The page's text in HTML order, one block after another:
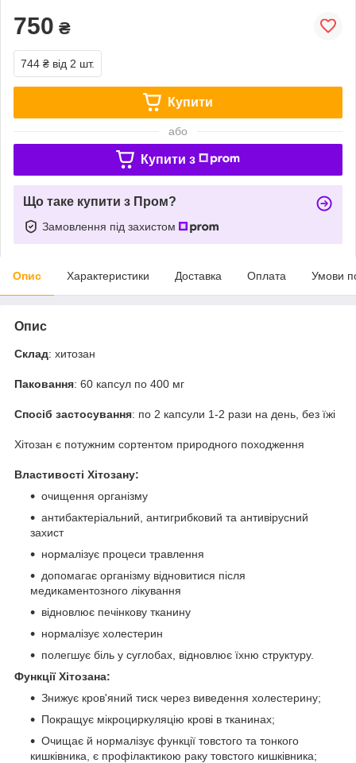
750 ₴
744 ₴ від 2 шт.
Купити
або
Купити з
Що таке купити з Пром?
Замовлення під захистом
Опис Характеристики Доставка Оплата Умови
Опис
Склад: хитозан
Паковання: 60 капсул по 400 мг
Спосіб застосування: по 2 капсули 1-2 рази на день, без їжі
Хітозан є потужним сортентом природного походження
Властивості Хітозану:
очищення організму
антибактеріальний, антигрибковий та антивірусний
захист
нормалізує процеси травлення
допомагає організму відновитися після
медикаментозного лікування
відновлює печінкову тканину
нормалізує холестерин
полегшує біль у суглобах, відновлює їхню структуру.
Функції Хітозана:
Знижує кров'яний тиск через виведення холестерину;
Покращує мікроциркуляцію крові в тканинах;
Очищає й нормалізує функції товстого та тонкого
кишківника, є профілактикою раку товстого кишківника;